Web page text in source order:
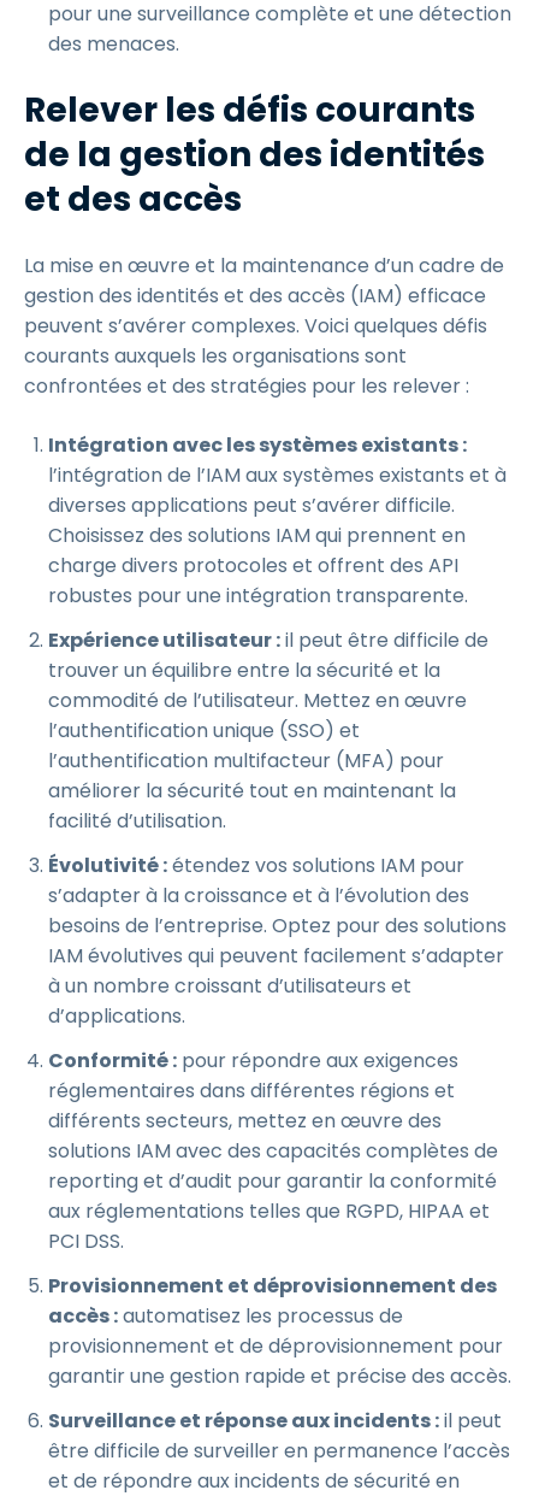
pour une surveillance complète et une détection
des menaces.
Relever les défis courants
de la gestion des identités
et des accès
La mise en œuvre et la maintenance d’un cadre de
gestion des identités et des accès (IAM) efficace
peuvent s’avérer complexes. Voici quelques défis
courants auxquels les organisations sont
confrontées et des stratégies pour les relever :
Intégration avec les systèmes existants :
l’intégration de l’IAM aux systèmes existants et à
diverses applications peut s’avérer difficile.
Choisissez des solutions IAM qui prennent en
charge divers protocoles et offrent des API
robustes pour une intégration transparente.
Expérience utilisateur :il peut être difficile de
trouver un équilibre entre la sécurité et la
commodité de l’utilisateur. Mettez en œuvre
l’authentification unique (SSO) et
l’authentification multifacteur (MFA) pour
améliorer la sécurité tout en maintenant la
facilité d’utilisation.
Évolutivité :étendez vos solutions IAM pour
s’adapter à la croissance et à l’évolution des
besoins de l’entreprise. Optez pour des solutions
IAM évolutives qui peuvent facilement s’adapter
à un nombre croissant d’utilisateurs et
d’applications.
Conformité : pour répondre aux exigences
réglementaires dans différentes régions et
différents secteurs, mettez en œuvre des
solutions IAM avec des capacités complètes de
reporting et d’audit pour garantir la conformité
aux réglementations telles que RGPD, HIPAA et
PCI DSS.
Provisionnement et déprovisionnement des
accès :automatisez les processus de
provisionnement et de déprovisionnement pour
garantir une gestion rapide et précise des accès.
Surveillance et réponse aux incidents :il peut
être difficile de surveiller en permanence l’accès
et de répondre aux incidents de sécurité en